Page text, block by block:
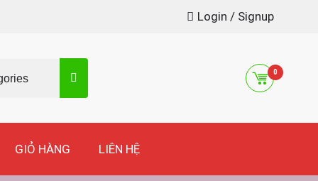
Login / Signup
0
GIỎ HÀNG LIÊN HỆ